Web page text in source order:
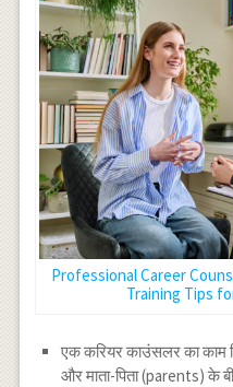
Professional Career
Training Tips
एक करियर काउंसलर का काम
और माता-पिता (parents) के